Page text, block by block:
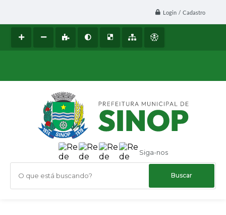
Login / Cadastro
Siga-nos
O que está buscando?